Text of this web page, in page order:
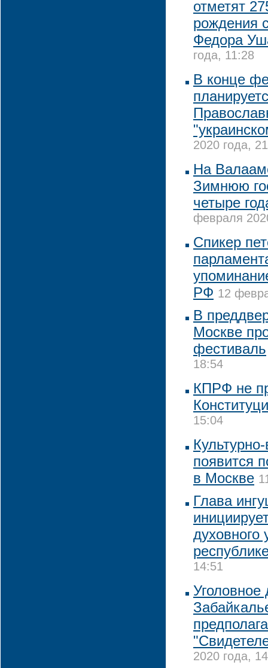
отметят
рождения
Федора
года, 11:28
В конце
2020 года,
На
Зимнюю
четыре
февраля
Спикер
РФ 12
В
Москве
фестиваль
18:54
КПРФ не
15:04
появится
в Москве
Глава
духовного
14:51
Уголовное
2020 года,